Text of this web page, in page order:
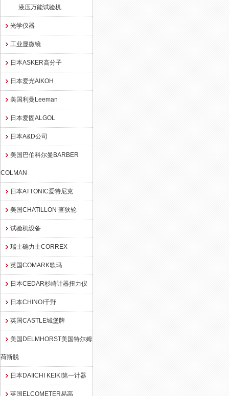
液压万能试验机
光学仪器
工业显微镜
日本ASKER高分子
日本爱光AIKOH
美国利曼Leeman
日本爱固ALGOL
日本A&D公司
美国巴伯科尔曼BARBER
COLMAN
日本ATTONIC爱特尼克
美国CHATILLON 查狄轮
试验机设备
瑞士确力士CORREX
英国COMARK歌玛
日本CEDAR杉崎计器扭力仪
日本CHINOI千野
英国CASTLE城堡牌
美国DELMHORST美国特尔姆
荷斯脱
日本DAIICHI KEIKI第一计器
英国ELCOMETER易高